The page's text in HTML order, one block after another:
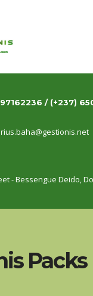
/ (+237)
- Bessengue Deido,
Packs